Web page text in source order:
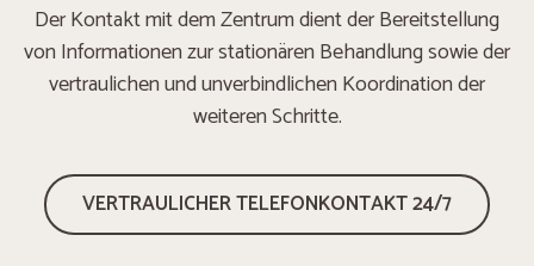
Der Kontakt mit dem Zentrum dient der Bereitstellung
von Informationen zur stationären Behandlung sowie der
vertraulichen und unverbindlichen Koordination der
weiteren Schritte.
VERTRAULICHER TELEFONKONTAKT 24/7